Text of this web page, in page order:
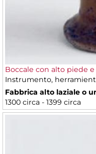
Boccale con alto piede
Instrumento,
Fabbrica alto laziale o
1300 circa - 1399 circa